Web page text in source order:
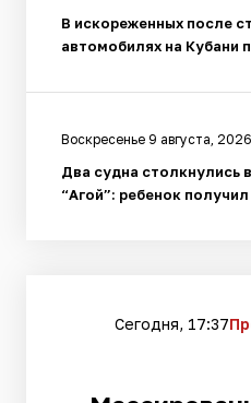
В искореженных после
автомобилях на Кубани
Воскресенье 9 августа, 2026
Два судна столкнулись
“Агой”: ребенок
Сегодня, 17:37